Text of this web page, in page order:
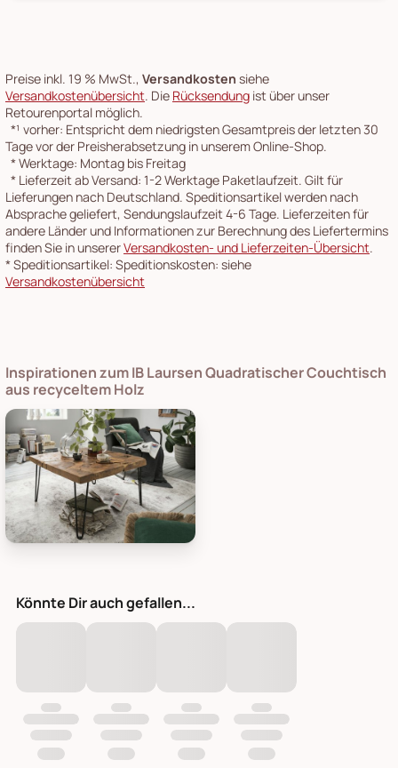
Preise inkl. 19 % MwSt., Versandkosten siehe
Versandkostenübersicht. Die Rücksendung ist über unser
Retourenportal möglich.
*¹ vorher: Entspricht dem niedrigsten Gesamtpreis der letzten 30
Tage vor der Preisherabsetzung in unserem Online-Shop.
*Werktage: Montag bis Freitag
* Lieferzeit ab Versand: 1-2 Werktage Paketlaufzeit. Gilt für
Lieferungen nach Deutschland. Speditionsartikel werden nach
Absprache geliefert, Sendungslaufzeit 4-6 Tage. Lieferzeiten für
andere Länder und Informationen zur Berechnung des Liefertermins
finden Sie in unsererVersandkosten- und Lieferzeiten-Übersicht.
*Speditionsartikel: Speditionskosten: siehe
Versandkostenübersicht
Inspirationen zum IB Laursen Quadratischer Couchtisch
aus recyceltem Holz
Könnte Dir auch gefallen...